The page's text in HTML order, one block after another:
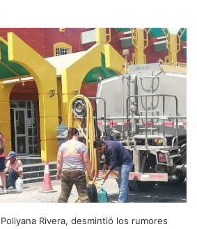
Rivera, desmintió los rumores